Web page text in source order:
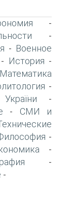
-
-
- Военное
- История -
Математика
-
-
- СМИ и
-
-
-
-